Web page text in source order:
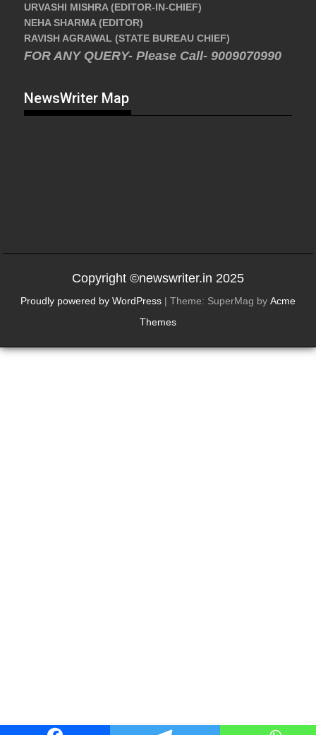
URVASHI MISHRA (EDITOR-IN-CHIEF)
NEHA SHARMA (EDITOR)
RAVISH AGRAWAL (STATE BUREAU CHIEF)
FOR ANY QUERY- Please Call- 9009070990
NewsWriter Map
Copyright ©newswriter.in 2025
Proudly powered by WordPress | Theme: SuperMag by Acme
Themes